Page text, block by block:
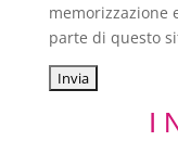
memorizzazione
parte di questo
I